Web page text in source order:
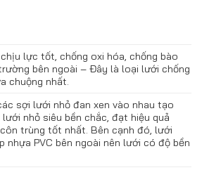
lực tốt, chống oxi hóa, chống bào
bên ngoài – Đây là loại lưới chống
chuộng nhất.
sợi lưới nhỏ đan xen vào nhau tạo
nhỏ siêu bền chắc, đạt hiệu quả
côn trùng tốt nhất. Bên cạnh đó, lưới
nhựa PVC bên ngoài nên lưới có độ bền